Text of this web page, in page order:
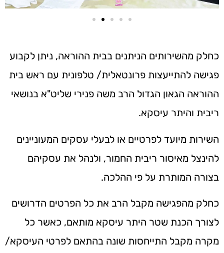
כחלק מהשירותים הניתנים בבית ההוראה, ניתן לקבוע
פגישה להתייעצות פרונטאלית/ טלפונית עם ראש בית
ההוראה הגאון הגדול הרב משה פנירי שליט"א בנושאי
ריבית והיתר עיסקא.
השירות מיועד לפרטיים או לבעלי עסקים המעוניינים
להינצל מאיסור ריבית החמור, ולנהל את עסקיהם
בצורה המותרת על פי ההלכה.
כחלק מהפגישה מקבל הרב את כל הפרטים הדרושים
לצורך הכנת שטר היתר עיסקא מותאם, כאשר כל
מקרה מקבל התייחסות שונה בהתאם לפרטי העיסקא/